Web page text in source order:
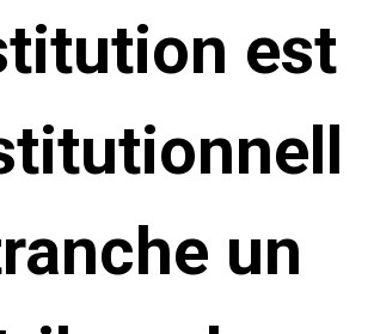
est
un